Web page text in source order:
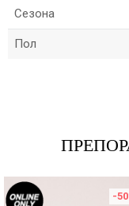
Сезона
Пол
-50